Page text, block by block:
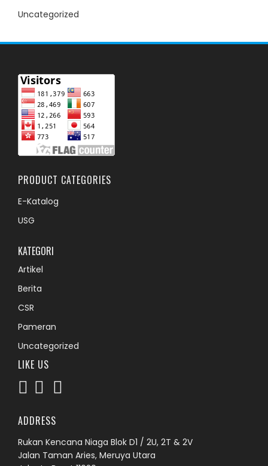
Uncategorized
PRODUCT CATEGORIES
E-Katalog
USG
KATEGORI
Artikel
Berita
CSR
Pameran
Uncategorized
LIKE US
ADDRESS
Rukan Kencana Niaga Blok D1 / 2U, 2T & 2V
Jalan Taman Aries, Meruya Utara